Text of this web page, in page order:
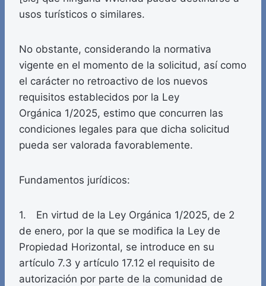
usos turísticos o similares.
No obstante, considerando la normativa
vigente en el momento de la solicitud, así como
el carácter no retroactivo de los nuevos
requisitos establecidos por la Ley
Orgánica 1/2025, estimo que concurren las
condiciones legales para que dicha solicitud
pueda ser valorada favorablemente.
Fundamentos jurídicos:
1. En virtud de la Ley Orgánica 1/2025, de 2
de enero, por la que se modifica la Ley de
Propiedad Horizontal, se introduce en su
artículo 7.3 y artículo 17.12 el requisito de
autorización por parte de la comunidad de